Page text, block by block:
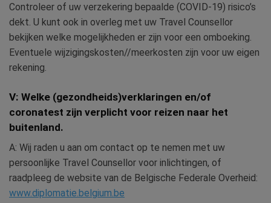
Controleer of uw verzekering bepaalde (COVID-19) risico’s
dekt. U kunt ook in overleg met uw Travel Counsellor
bekijken welke mogelijkheden er zijn voor een omboeking.
Eventuele wijzigingskosten//meerkosten zijn voor uw eigen
rekening.
V: Welke (gezondheids)verklaringen en/of
coronatest zijn verplicht voor reizen naar het
buitenland.
A: Wij raden u aan om contact op te nemen met uw
persoonlijke Travel Counsellor voor inlichtingen, of
raadpleeg de website van de Belgische Federale Overheid:
www.diplomatie.belgium.be